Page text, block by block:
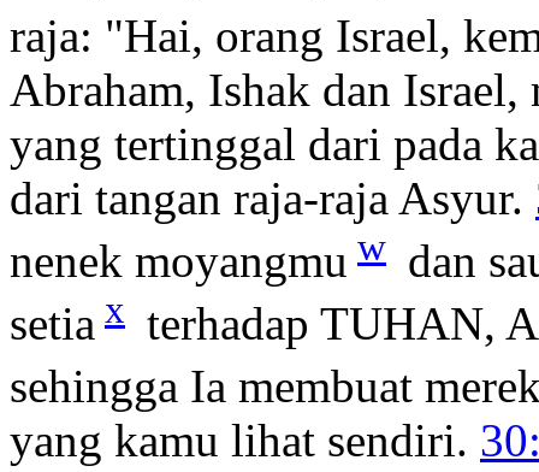
raja: "Hai, orang Israel,
Abraham, Ishak dan Israel,
yang tertinggal dari pada
dari tangan raja-raja Asyur.
nenek moyangmu w dan
setia x terhadap TUHAN,
sehingga Ia membuat
yang kamu lihat sendiri.